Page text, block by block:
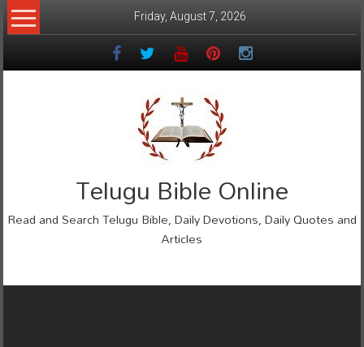
Skip
to
Friday, August 7, 2026
Telugu Bible Online
Read and Search Telugu Bible, Daily Devotions, Daily Quotes and
Articles